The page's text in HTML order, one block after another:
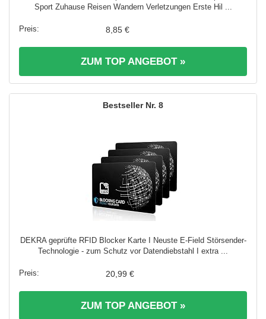
Sport Zuhause Reisen Wandern Verletzungen Erste Hil ...
8,85 €
ZUM TOP ANGEBOT »
8
DEKRA geprüfte RFID Blocker Karte I Neuste E-Field Störsender-
Technologie - zum Schutz vor Datendiebstahl I extra ...
20,99 €
ZUM TOP ANGEBOT »